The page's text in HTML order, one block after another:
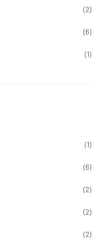
(2)
(6)
(1)
(1)
(6)
(2)
(2)
(2)